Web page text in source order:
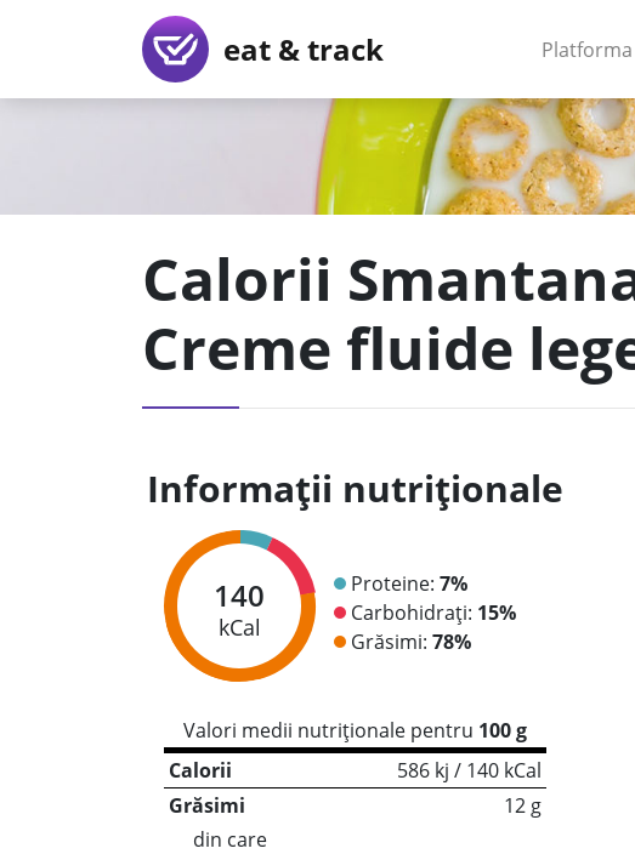
eat & track Platforma
Calorii
Creme fluide
Informații nutriționale
140
kCal
Proteine: 7%
Carbohidrați: 15%
Grăsimi: 78%
Valori medii nutriționale pentru 100 g
Calorii
586 kj / 140 kCal
Grăsimi
12 g
din care